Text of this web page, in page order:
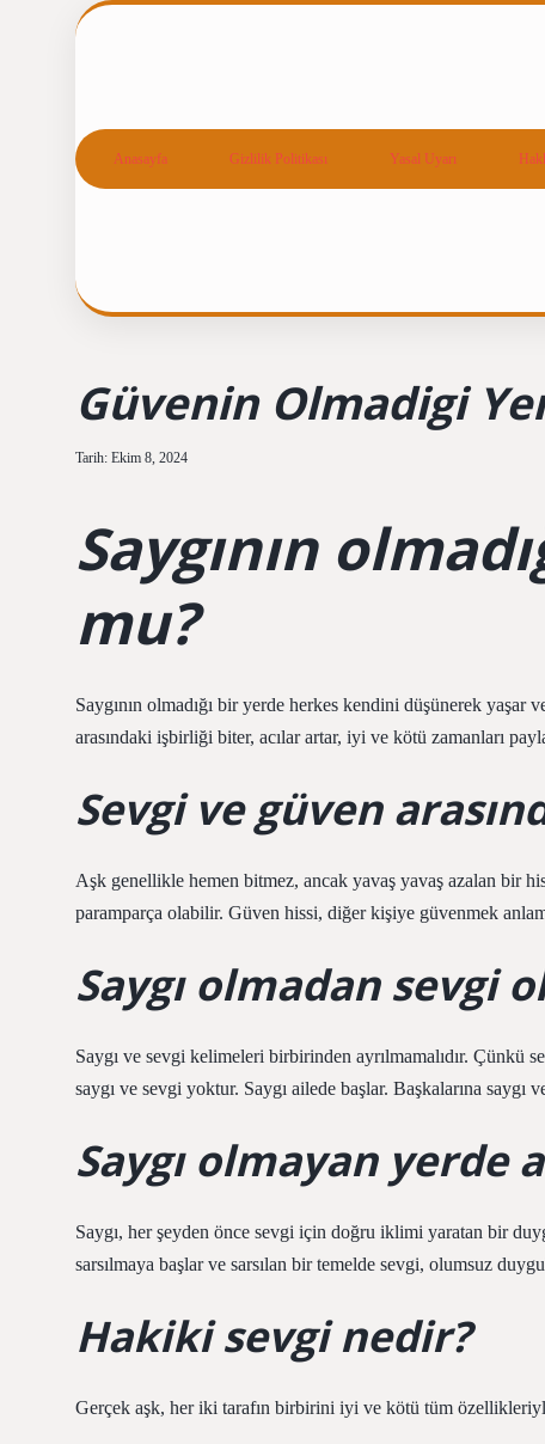
Anasayfa Gizlilik Politikası Yasal Uyarı
Güvenin Olmadigi
Tarih: Ekim 8, 2024
Saygının
mu?
Saygının olmadığı bir yerde herkes kendini düşünerek yaşar
arasındaki işbirliği biter, acılar artar, iyi ve kötü zamanları
Sevgi ve güven
Aşk genellikle hemen bitmez, ancak yavaş yavaş azalan bir
paramparça olabilir. Güven hissi, diğer kişiye güvenmek
Saygı olmadan sevgi
Saygı ve sevgi kelimeleri birbirinden ayrılmamalıdır. Çünkü
saygı ve sevgi yoktur. Saygı ailede başlar. Başkalarına saygı
Saygı olmayan yerde
Saygı, her şeyden önce sevgi için doğru iklimi yaratan bir
sarsılmaya başlar ve sarsılan bir temelde sevgi, olumsuz
Hakiki sevgi nedir?
Gerçek aşk, her iki tarafın birbirini iyi ve kötü tüm